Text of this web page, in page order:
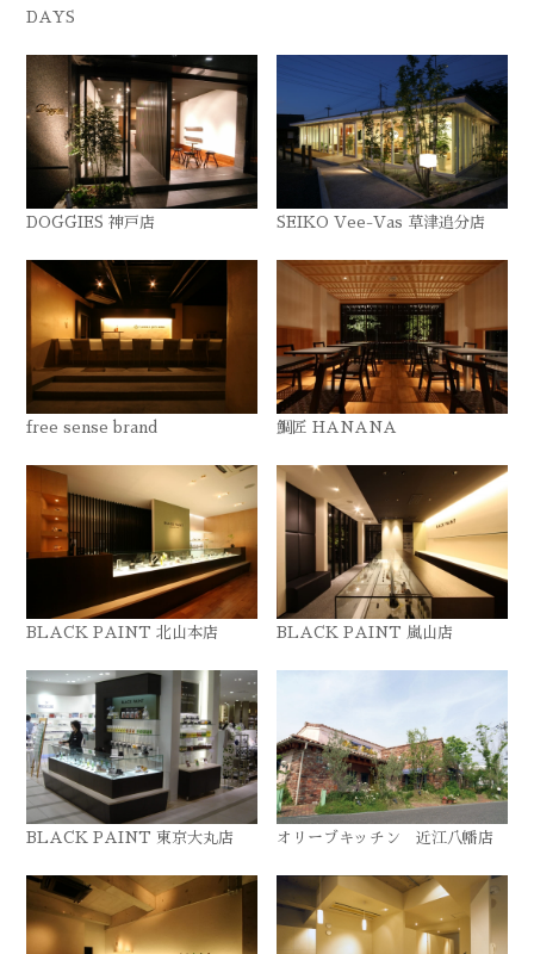
DAYS
DOGGIES 神戸店 SEIKO Vee-Vas 草津追分店
free sense brand 鯛匠 HANANA
BLACK PAINT 北山本店 BLACK PAINT 嵐山店
BLACK PAINT 東京大丸店 オリーブキッチン 近江八幡店